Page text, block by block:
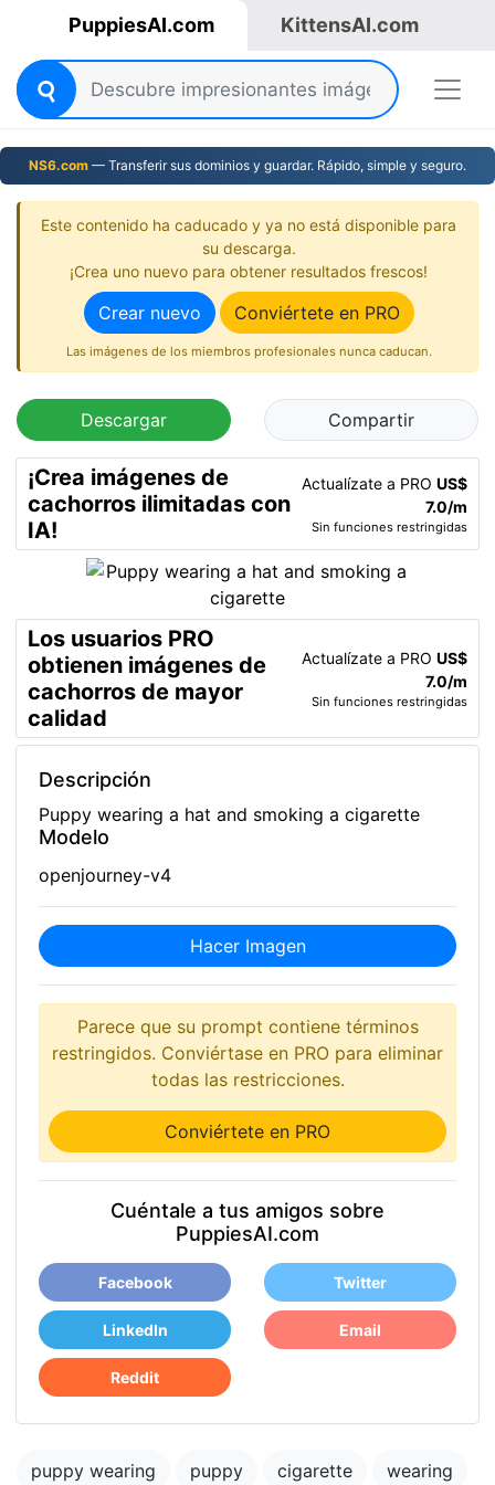
PuppiesAI.com KittensAI.com
NS6.com — Transferir sus dominios y guardar. Rápido, simple y seguro.
Este contenido ha caducado y ya no está disponible para
su descarga.
¡Crea uno nuevo para obtener resultados frescos!
Crear nuevo Conviértete en PRO
Las imágenes de los miembros profesionales nunca caducan.
Descargar Compartir
¡Crea imágenes de
cachorros ilimitadas con
IA!
Actualízate a PRO US$
7.0/m
Sin funciones restringidas
Los usuarios PRO
obtienen imágenes de
cachorros de mayor
calidad
Actualízate a PRO US$
7.0/m
Sin funciones restringidas
Descripción
Puppy wearing a hat and smoking a cigarette
Modelo
openjourney-v4
Hacer Imagen
Parece que su prompt contiene términos
restringidos. Conviértase en PRO para eliminar
todas las restricciones.
Conviértete en PRO
Cuéntale a tus amigos sobre
PuppiesAI.com
Facebook Twitter
LinkedIn Email
Reddit
puppy wearing puppy cigarette
wearing